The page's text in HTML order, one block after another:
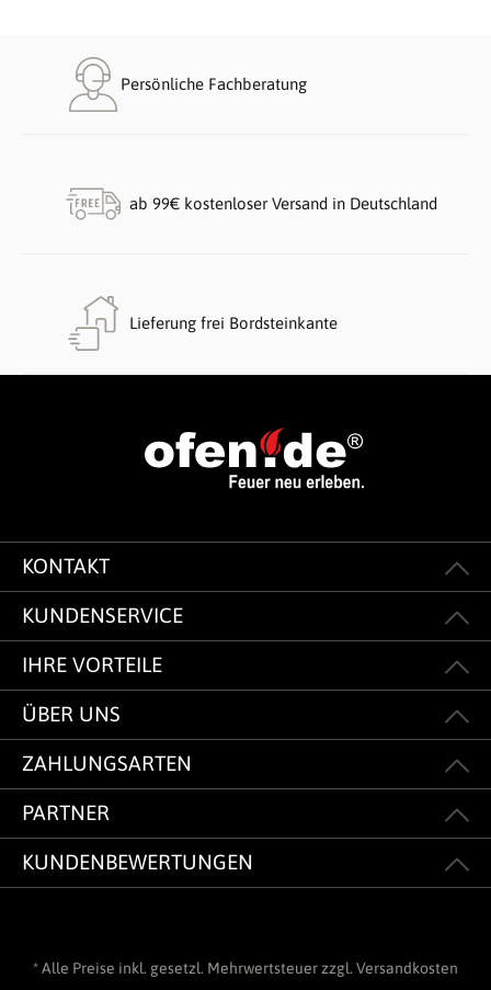
Persönliche Fachberatung
ab 99€ kostenloser Versand in Deutschland
Lieferung frei Bordsteinkante
KONTAKT
KUNDENSERVICE
IHRE VORTEILE
ÜBER UNS
ZAHLUNGSARTEN
PARTNER
KUNDENBEWERTUNGEN
* Alle Preise inkl. gesetzl. Mehrwertsteuer zzgl. Versandkosten